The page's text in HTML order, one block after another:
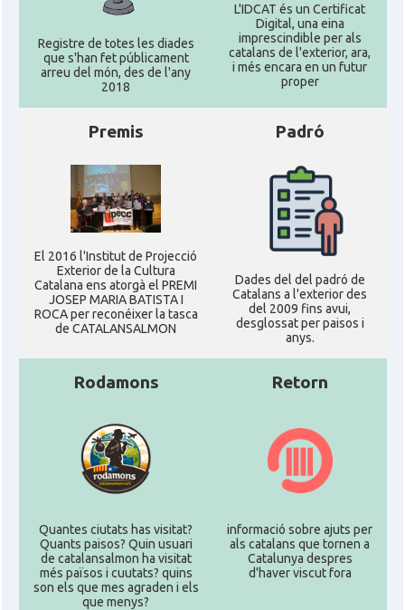
Registre de totes les diades
que s'han fet públicament
arreu del món, des de l'any
2018
L'IDCAT és un Certificat
Digital, una eina
imprescindible per als
catalans de l'exterior, ara,
i més encara en un futur
proper
Premis
El 2016 l'Institut de Projecció
Exterior de la Cultura
Catalana ens atorgà el PREMI
JOSEP MARIA BATISTA I
ROCA per reconéixer la tasca
de CATALANSALMON
Padró
Dades del del padró de
Catalans a l'exterior des
del 2009 fins avui,
desglossat per paisos i
anys.
Rodamons
Quantes ciutats has visitat?
Quants paisos? Quin usuari
de catalansalmon ha visitat
més països i cuutats? quins
son els que mes agraden i els
que menys?
Retorn
informació sobre ajuts per
als catalans que tornen a
Catalunya despres
d'haver viscut fora